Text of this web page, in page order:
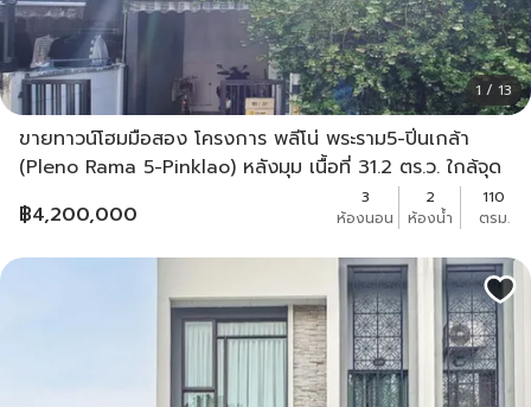
1 / 13
ขายทาวน์โฮมมือสอง โครงการ พลีโน่ พระราม5-ปิ่นเกล้า
(Pleno Rama 5-Pinklao) หลังมุม เนื้อที่ 31.2 ตร.ว. ใกล้จุด
฿4,200,000
3
ห้องนอน
2
ห้องน้ำ
110
ตรม.